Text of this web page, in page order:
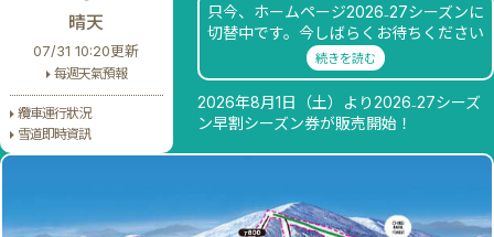
晴天
07/31 10:20更新
每週天氣預報
纜車運行狀況
雪道即時資訊
只今、ホームページ2026₋27シーズンに
切替中です。今しばらくお待ちください
続きを読む
2026年8月1日（土）より2026₋27シーズ
ン早割シーズン券が販売開始！